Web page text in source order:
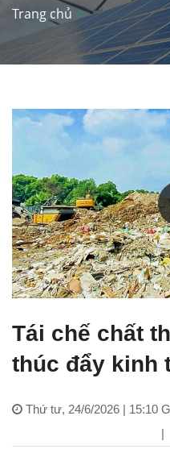
Trang chủ
Tái chế chất
thúc đẩy kinh
Thứ tư, 24/6/2026 | 15:10
|